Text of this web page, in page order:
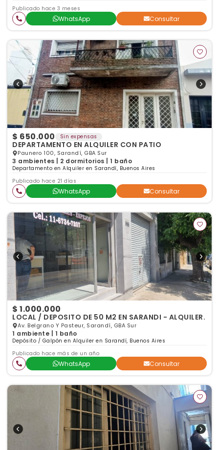
Publicado hace 3 meses
WhatsApp Consultar
$ 650.000 Sin expensas
DEPARTAMENTO EN ALQUILER CON PATIO
Paunero 100, Sarandí, GBA Sur
3 ambientes | 2 dormitorios | 1 baño
Departamento en Alquiler en Sarandí, Buenos Aires
Publicado hace 21 días
WhatsApp Consultar
$ 1.000.000
LOCAL / DEPOSITO DE 50 M2 EN SARANDI - ALQUILER.
Av. Belgrano Y Pasteur, Sarandí, GBA Sur
1 ambiente | 1 baño
Depósito / Galpón en Alquiler en Sarandí, Buenos Aires
Publicado hace más de un año
WhatsApp Consultar